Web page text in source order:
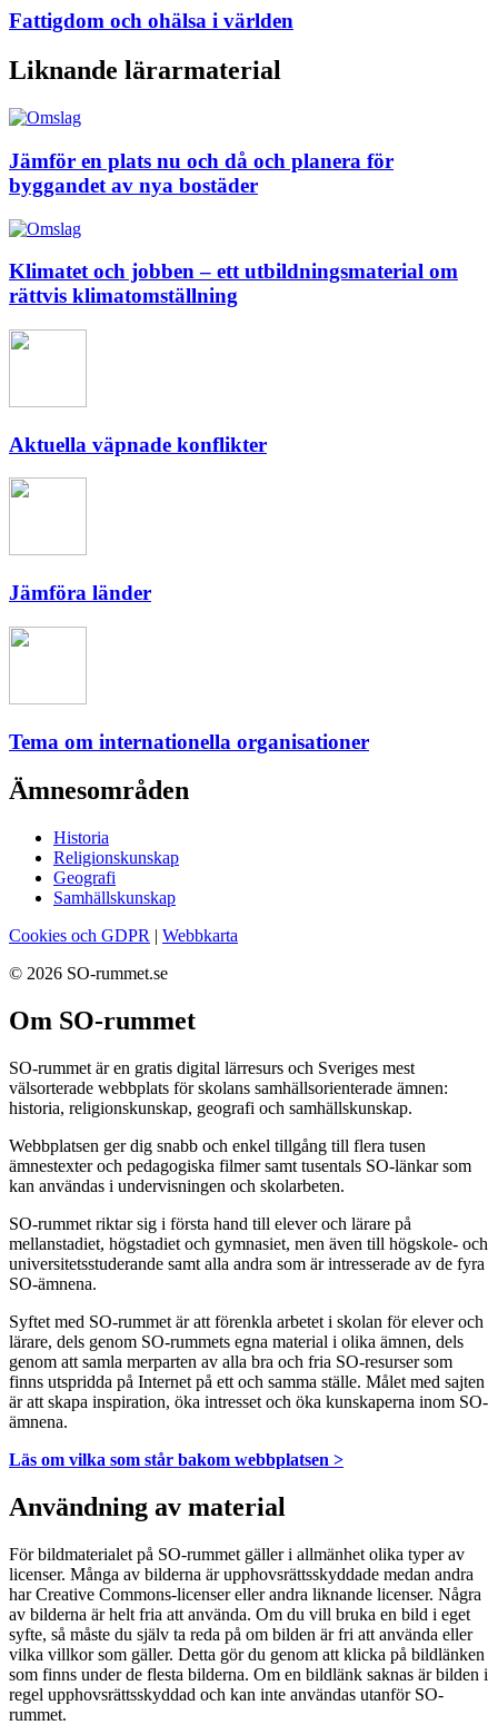
Fattigdom och ohälsa i världen
Liknande lärarmaterial
Jämför en plats nu och då och planera för
byggandet av nya bostäder
Klimatet och jobben – ett utbildningsmaterial om
rättvis klimatomställning
Aktuella väpnade konflikter
Jämföra länder
Tema om internationella organisationer
Ämnesområden
Historia
Religionskunskap
Geografi
Samhällskunskap
Cookies och GDPR | Webbkarta
© 2026 SO-rummet.se
Om SO-rummet
SO-rummet är en gratis digital lärresurs och Sveriges mest
välsorterade webbplats för skolans samhällsorienterade ämnen:
historia, religionskunskap, geografi och samhällskunskap.
Webbplatsen ger dig snabb och enkel tillgång till flera tusen
ämnestexter och pedagogiska filmer samt tusentals SO-länkar som
kan användas i undervisningen och skolarbeten.
SO-rummet riktar sig i första hand till elever och lärare på
mellanstadiet, högstadiet och gymnasiet, men även till högskole- och
universitetsstuderande samt alla andra som är intresserade av de fyra
SO-ämnena.
Syftet med SO-rummet är att förenkla arbetet i skolan för elever och
lärare, dels genom SO-rummets egna material i olika ämnen, dels
genom att samla merparten av alla bra och fria SO-resurser som
finns utspridda på Internet på ett och samma ställe. Målet med sajten
är att skapa inspiration, öka intresset och öka kunskaperna inom SO-
ämnena.
Läs om vilka som står bakom webbplatsen >
Användning av material
För bildmaterialet på SO-rummet gäller i allmänhet olika typer av
licenser. Många av bilderna är upphovsrättsskyddade medan andra
har Creative Commons-licenser eller andra liknande licenser. Några
av bilderna är helt fria att använda. Om du vill bruka en bild i eget
syfte, så måste du själv ta reda på om bilden är fri att använda eller
vilka villkor som gäller. Detta gör du genom att klicka på bildlänken
som finns under de flesta bilderna. Om en bildlänk saknas är bilden i
regel upphovsrättsskyddad och kan inte användas utanför SO-
rummet.